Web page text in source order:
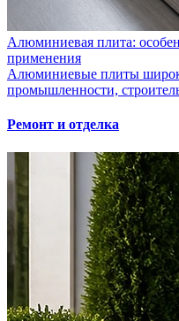
Алюминиевая плита:
применения
Алюминиевые плиты
промышленности,
Ремонт и отделка